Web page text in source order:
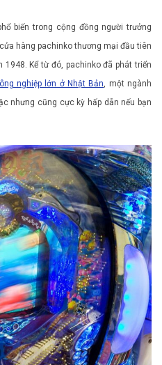
biến trong cộng đồng người trưởng
hàng pachinko thương mại đầu tiên
Kể từ đó, pachinko đã phát triển
nghiệp lớn ở Nhật Bản , một ngành
nhưng cũng cực kỳ hấp dẫn nếu bạn